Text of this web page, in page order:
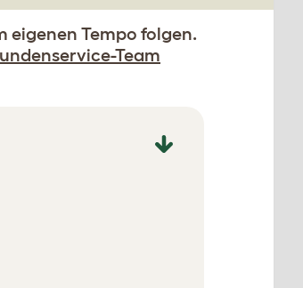
eigenen Tempo folgen.
Team